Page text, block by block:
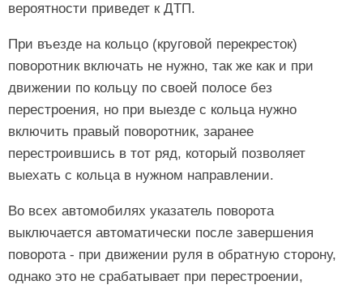
вероятности приведет к ДТП.
При въезде на кольцо (круговой перекресток)
поворотник включать не нужно, так же как и при
движении по кольцу по своей полосе без
перестроения, но при выезде с кольца нужно
включить правый поворотник, заранее
перестроившись в тот ряд, который позволяет
выехать с кольца в нужном направлении.
Во всех автомобилях указатель поворота
выключается автоматически после завершения
поворота - при движении руля в обратную сторону,
однако это не срабатывает при перестроении,